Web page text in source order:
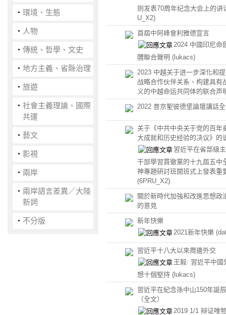
‧ 環境、生態
‧ 人物
‧ 傳統、哲學、文史
‧ 地方主義、省縣治理
‧ 旅遊
‧ 社會主義理論、國際
共運
‧ 藝文
‧ 影視
‧ 兩岸
‧ 兩岸語言差異／大陸
新詞
‧ 不分版
则发表70周年纪念大会上的
U_X2)
首屆中阿峰會利雅德宣言
2024 中國印尼命
體聯合聲明 (lukacs)
2023 中越关于进一步深化和
战略合作伙伴关系、构建具有
义的中越命运共同体的联合声
2022 普京聖彼德堡論壇講話
关于《中共中央关于党的百年
大成就和历史经验的决议》的
習近平在省部級
干部學習貫徹黨的十九屆五中
神專題研討班開班式上發表重
(6PRU_X2)
關於新時代加強和改進思想政
的意見
新年快樂
2021新年快樂
習近平十八大以來周邊外交
王毅: 習近平中國
想十個堅持 (lukacs)
習近平在紀念孫中山150年誕
（全文）
2019 1/1 辩证唯